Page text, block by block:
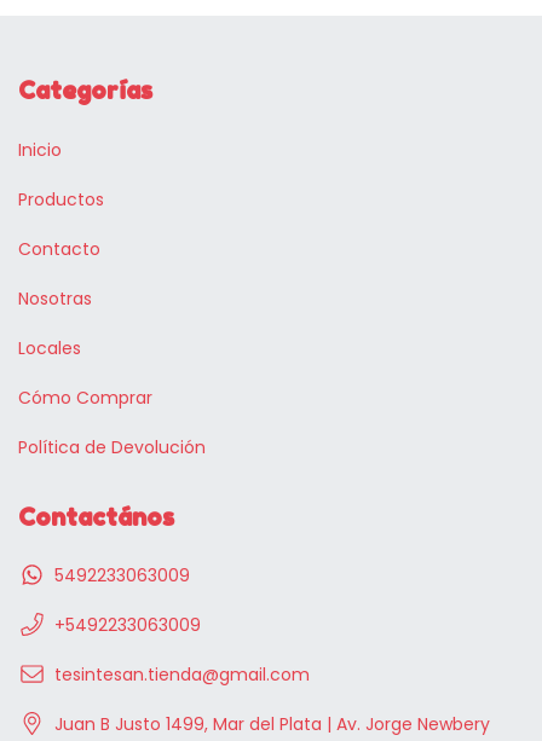
Categorías
Inicio
Productos
Contacto
Nosotras
Locales
Cómo Comprar
Política de Devolución
Contactános
5492233063009
+5492233063009
tesintesan.tienda@gmail.com
Juan B Justo 1499, Mar del Plata | Av. Jorge Newbery